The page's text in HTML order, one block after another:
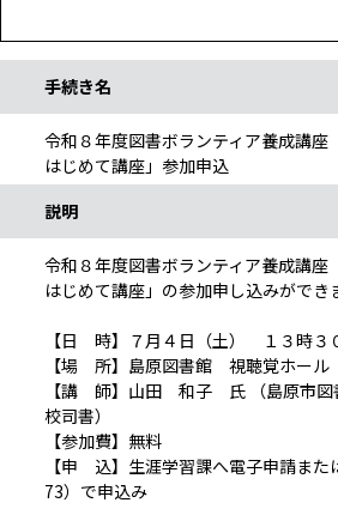
手続き名
令和８年度図書ボランティア養成講座
はじめて講座」参加申込
説明
令和８年度図書ボランティア養成講座
はじめて講座」の参加申し込みができ
【日 時】７月４日（土） １３時３
【場 所】島原図書館 視聴覚ホール
【講 師】山田 和子 氏 （島原市図
校司書）
【参加費】無料
【申 込】生涯学習課へ電子申請ま
73）で申込み